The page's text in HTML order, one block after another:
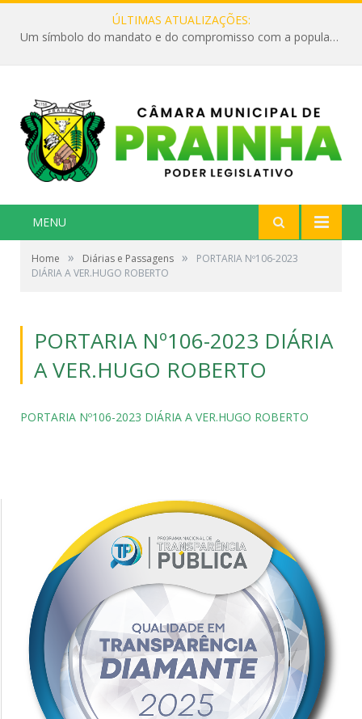
ÚLTIMAS ATUALIZAÇÕES:
Um símbolo do mandato e do compromisso com a população
MENU
Home » Diárias e Passagens »
PORTARIA Nº106-2023
DIÁRIA A VER.HUGO ROBERTO
PORTARIA Nº106-2023 DIÁRIA
A VER.HUGO ROBERTO
PORTARIA Nº106-2023 DIÁRIA A VER.HUGO ROBERTO